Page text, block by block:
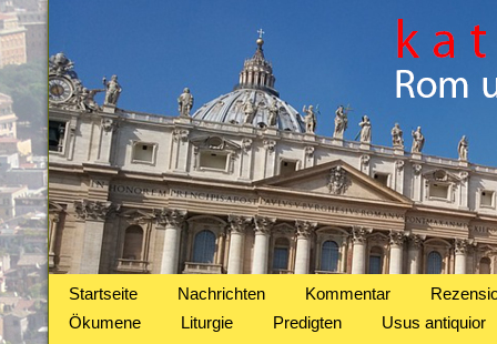
Startseite Nachrichten Kommentar
Ökumene
Liturgie Predigten Usus antiquior